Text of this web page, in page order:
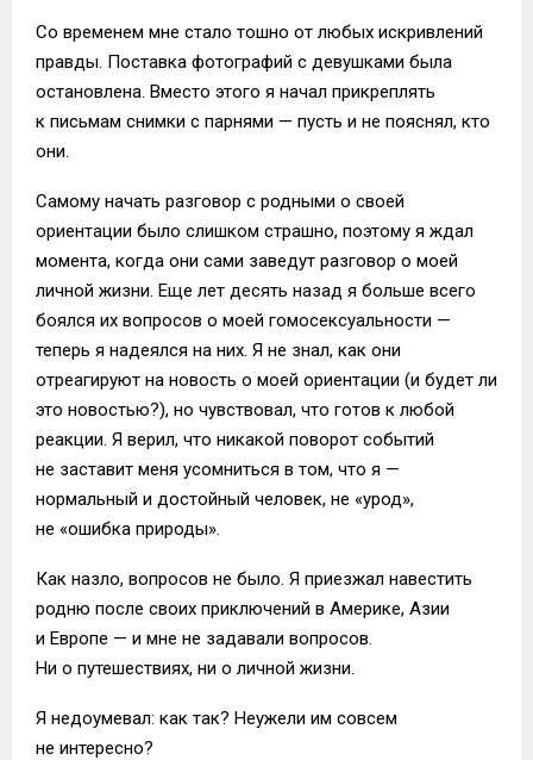
Со временем мне стало тошно от любых искривлений
правды. Поставка фотографий с девушками была
остановлена. Вместо этого я начал прикреплять
к письмам снимки с парнями — пусть и не пояснял, кто
они.
Самому начать разговор с родными о своей
ориентации было слишком страшно, поэтому я ждал
момента, когда они сами заведут разговор о моей
личной жизни. Еще лет десять назад я больше всего
боялся их вопросов о моей гомосексуальности —
теперь я надеялся на них. Я не знал, как они
отреагируют на новость о моей ориентации (и будет ли
это новостью?), но чувствовал, что готов к любой
реакции. Я верил, что никакой поворот событий
не заставит меня усомниться в том, что я —
нормальный и достойный человек, не «урод»,
не «ошибка природы».
Как назло, вопросов не было. Я приезжал навестить
родню после своих приключений в Америке, Азии
и Европе — и мне не задавали вопросов.
Ни о путешествиях, ни о личной жизни.
Я недоумевал: как так? Неужели им совсем
не интересно?